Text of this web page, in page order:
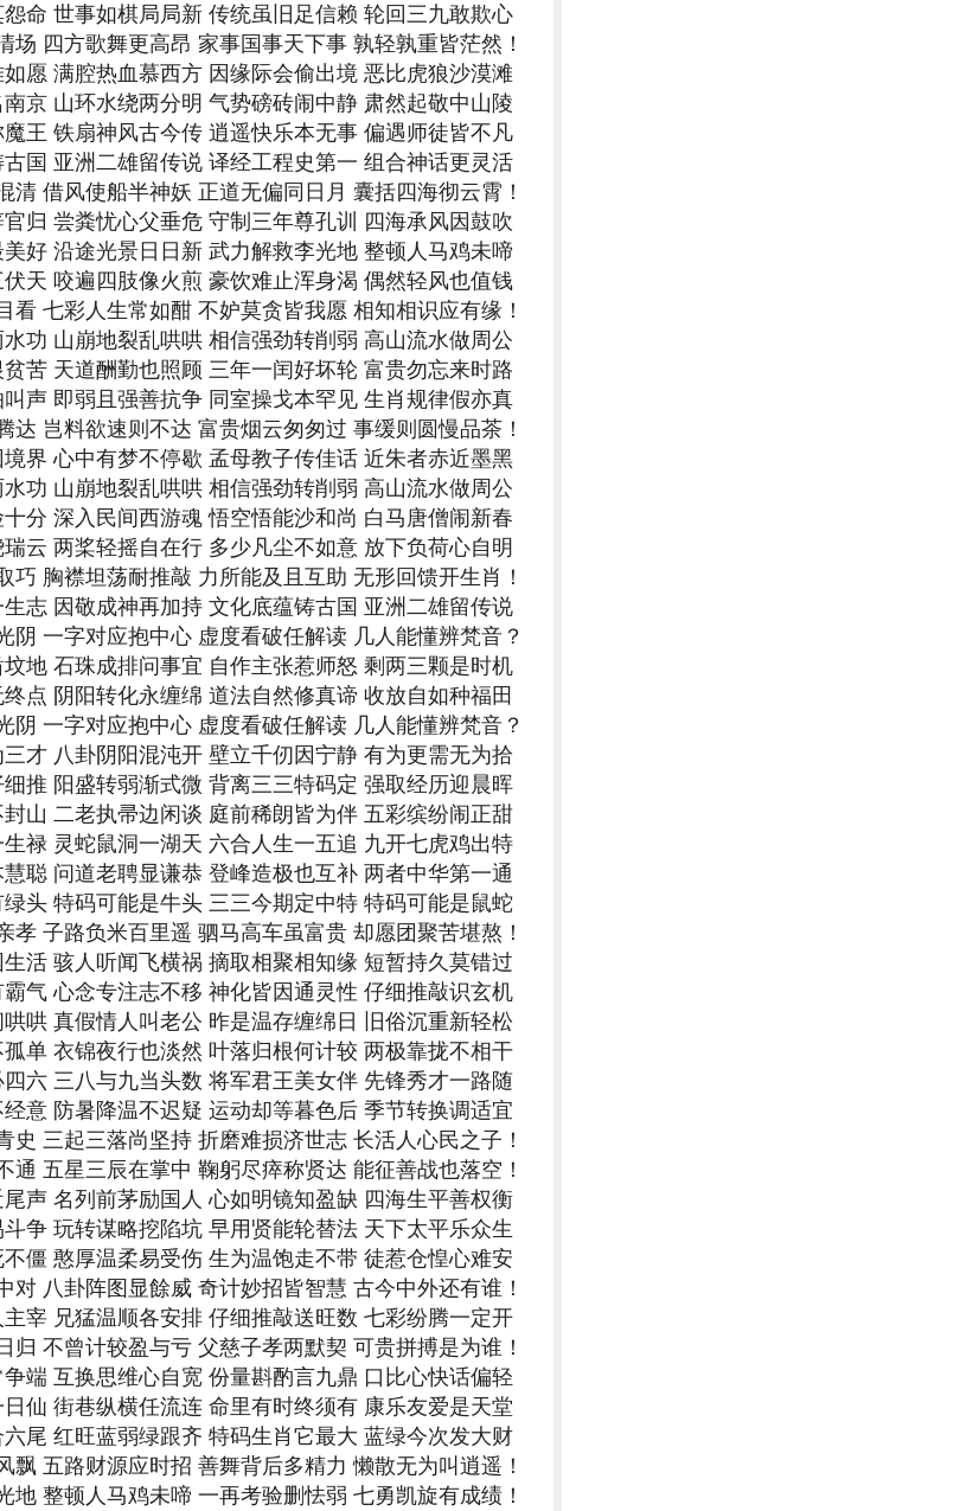
命 世事如棋局局新 传统虽旧足信赖 轮回三九敢欺心
场 四方歌舞更高昂 家事国事天下事 孰轻孰重皆茫然！
愿 满腔热血慕西方 因缘际会偷出境 恶比虎狼沙漠滩
京 山环水绕两分明 气势磅砖闹中静 肃然起敬中山陵
王 铁扇神风古今传 逍遥快乐本无事 偏遇师徒皆不凡
国 亚洲二雄留传说 译经工程史第一 组合神话更灵活
清 借风使船半神妖 正道无偏同日月 囊括四海彻云霄！
归 尝粪忧心父垂危 守制三年尊孔训 四海承风因鼓吹
好 沿途光景日日新 武力解救李光地 整顿人马鸡未啼
天 咬遍四肢像火煎 豪饮难止浑身渴 偶然轻风也值钱
看 七彩人生常如酣 不妒莫贪皆我愿 相知相识应有缘！
功 山崩地裂乱哄哄 相信强劲转削弱 高山流水做周公
苦 天道酬勤也照顾 三年一闰好坏轮 富贵勿忘来时路
声 即弱且强善抗争 同室操戈本罕见 生肖规律假亦真
达 岂料欲速则不达 富贵烟云匆匆过 事缓则圆慢品茶！
界 心中有梦不停歇 孟母教子传佳话 近朱者赤近墨黑
功 山崩地裂乱哄哄 相信强劲转削弱 高山流水做周公
分 深入民间西游魂 悟空悟能沙和尚 白马唐僧闹新春
云 两桨轻摇自在行 多少凡尘不如意 放下负荷心自明
巧 胸襟坦荡耐推敲 力所能及且互助 无形回馈开生肖！
志 因敬成神再加持 文化底蕴铸古国 亚洲二雄留传说
阴 一字对应抱中心 虚度看破任解读 几人能懂辨梵音？
地 石珠成排问事宜 自作主张惹师怒 剩两三颗是时机
点 阴阳转化永缠绵 道法自然修真谛 收放自如种福田
阴 一字对应抱中心 虚度看破任解读 几人能懂辨梵音？
才 八卦阴阳混沌开 壁立千仞因宁静 有为更需无为拾
推 阳盛转弱渐式微 背离三三特码定 强取经历迎晨晖
山 二老执帚边闲谈 庭前稀朗皆为伴 五彩缤纷闹正甜
禄 灵蛇鼠洞一湖天 六合人生一五追 九开七虎鸡出特
聪 问道老聘显谦恭 登峰造极也互补 两者中华第一通
头 特码可能是牛头 三三今期定中特 特码可能是鼠蛇
孝 子路负米百里遥 驷马高车虽富贵 却愿团聚苦堪熬！
活 骇人听闻飞横祸 摘取相聚相知缘 短暂持久莫错过
气 心念专注志不移 神化皆因通灵性 仔细推敲识玄机
哄 真假情人叫老公 昨是温存缠绵日 旧俗沉重新轻松
单 衣锦夜行也淡然 叶落归根何计较 两极靠拢不相干
六 三八与九当头数 将军君王美女伴 先锋秀才一路随
意 防暑降温不迟疑 运动却等暮色后 季节转换调适宜
史 三起三落尚坚持 折磨难损济世志 长活人心民之子！
通 五星三辰在掌中 鞠躬尽瘁称贤达 能征善战也落空！
声 名列前茅励国人 心如明镜知盈缺 四海生平善权衡
争 玩转谋略挖陷坑 早用贤能轮替法 天下太平乐众生
僵 憨厚温柔易受伤 生为温饱走不带 徒惹仓惶心难安
对 八卦阵图显餘威 奇计妙招皆智慧 古今中外还有谁！
宰 兄猛温顺各安排 仔细推敲送旺数 七彩纷腾一定开
归 不曾计较盈与亏 父慈子孝两默契 可贵拼搏是为谁！
端 互换思维心自宽 份量斟酌言九鼎 口比心快话偏轻
仙 街巷纵横任流连 命里有时终须有 康乐友爱是天堂
尾 红旺蓝弱绿跟齐 特码生肖它最大 蓝绿今次发大财
飘 五路财源应时招 善舞背后多精力 懒散无为叫逍遥！
地 整顿人马鸡未啼 一再考验删怯弱 七勇凯旋有成绩！